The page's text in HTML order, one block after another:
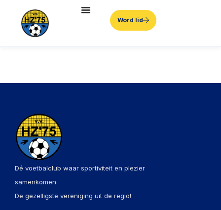
Word lid
Dé voetbalclub waar sportiviteit en plezier
samenkomen.
De gezelligste vereniging uit de regio!